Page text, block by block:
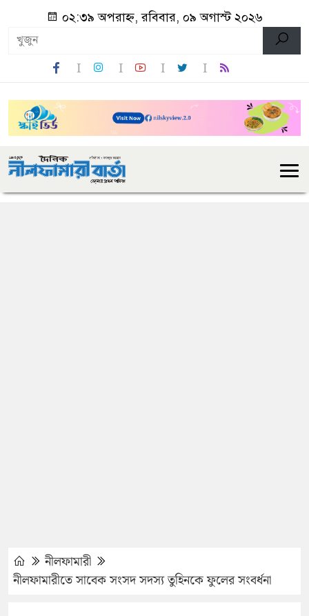
০২:৩৯ অপরাহ্ন, রবিবার, ০৯ অগাস্ট ২০২৬
নীলফামারী
নীলফামারীতে সাবেক সংসদ সদস্য তুহিনকে ফুলের সংবর্ধনা